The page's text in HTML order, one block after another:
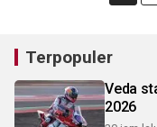
Terpopuler
Veda
2026